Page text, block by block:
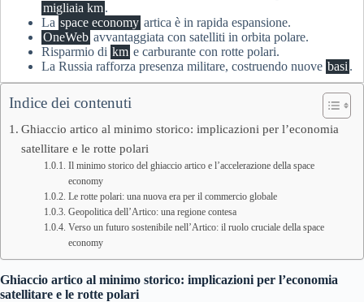
migliaia km.
La space economy artica è in rapida espansione.
OneWeb avvantaggiata con satelliti in orbita polare.
Risparmio di km e carburante con rotte polari.
La Russia rafforza presenza militare, costruendo nuove basi .
Indice dei contenuti
Ghiaccio artico al minimo storico: implicazioni per l’economia
satellitare e le rotte polari
Il minimo storico del ghiaccio artico e l’accelerazione della space
economy
Le rotte polari: una nuova era per il commercio globale
Geopolitica dell’Artico: una regione contesa
Verso un futuro sostenibile nell’Artico: il ruolo cruciale della space
economy
Ghiaccio artico al minimo storico: implicazioni per l’economia
satellitare e le rotte polari